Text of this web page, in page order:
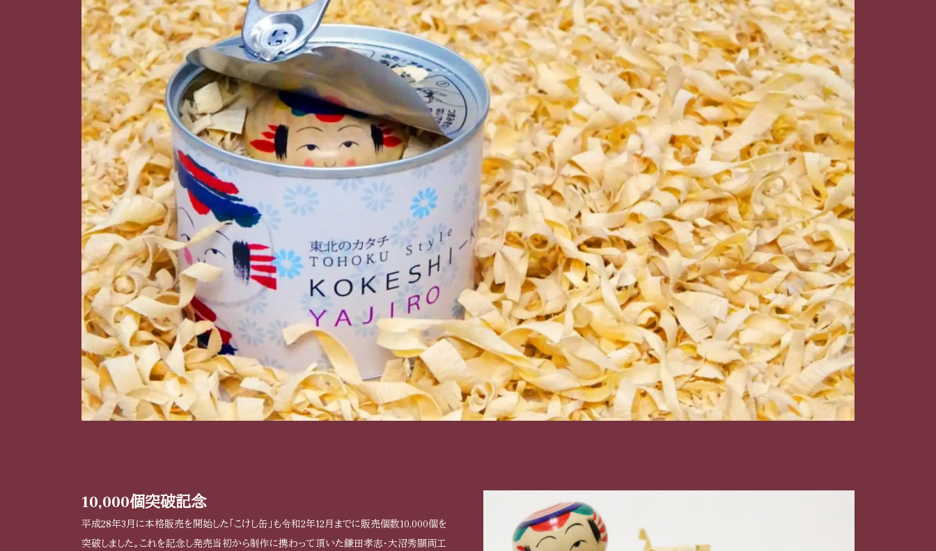
10,000個突破記念
平成28年3月に本格販売を開始した「こけし缶」も令和2年12月までに販売個数10,000個を
突破しました。これを記念し発売当初から制作に携わって頂いた鎌田孝志・大沼秀顯両工